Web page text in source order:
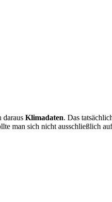
daraus Klimadaten. Das
man sich nicht ausschließlich auf